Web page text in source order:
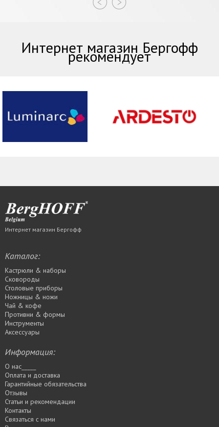
Интернет магазин Бергофф
рекомендует
Интернет магазин Бергофф
Каталог:
Кастрюли & наборы
Сковороды
Столовые приборы
Ножницы & ножи
Чай & кофе
Противни & формы
Инструменты
Аксессуары
Информация:
О нас_____
Оплата и доставка
Гарантийные обязательства
Отзывы
Статьи и рекомендации
Контакты
Связаться с нами